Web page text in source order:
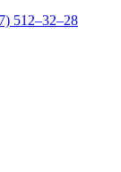
512–32–28